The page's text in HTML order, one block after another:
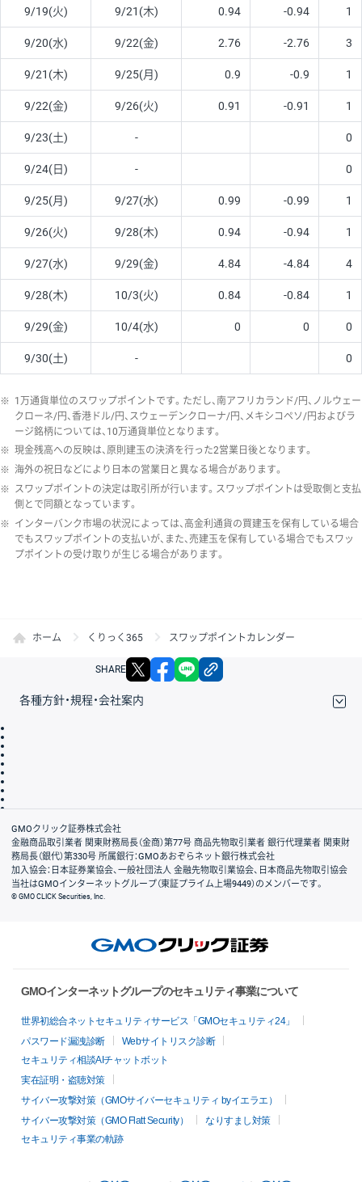
9/19(火) 9/21(木) 0.94 -0.94 1
9/20(水) 9/22(金) 2.76 -2.76 3
9/21(木) 9/25(月) 0.9 -0.9 1
9/22(金) 9/26(火) 0.91 -0.91 1
9/23(土) - 0
9/24(日) - 0
9/25(月) 9/27(水) 0.99 -0.99 1
9/26(火) 9/28(木) 0.94 -0.94 1
9/27(水) 9/29(金) 4.84 -4.84 4
9/28(木) 10/3(火) 0.84 -0.84 1
9/29(金) 10/4(水) 0 0 0
9/30(土) - 0
※ 1万通貨単位のスワップポイントです。ただし、南アフリカランド/円、ノルウェー
クローネ/円、香港ドル/円、スウェーデンクローナ/円、メキシコペソ/円およびラ
ージ銘柄については、10万通貨単位となります。
※ 現金残高への反映は、原則建玉の決済を行った2営業日後となります。
※ 海外の祝日などにより日本の営業日と異なる場合があります。
※ スワップポイントの決定は取引所が行います。スワップポイントは受取側と支払
側とで同額となっています。
※ インターバンク市場の状況によっては、高金利通貨の買建玉を保有している場合
でもスワップポイントの支払いが、また、売建玉を保有している場合でもスワッ
プポイントの受け取りが生じる場合があります。
ホーム くりっく365 スワップポイントカレンダー
SHARE X facebook
各種方針・規程・会社案内
会社案内
GMOクリック証券株式会社
金融商品取引業者 関東財務局長（金商）第77号 商品先物取引業者 銀行代理業者 関東財
務局長（銀代）第330号 所属銀行：GMOあおぞらネット銀行株式会社
加入協会：日本証券業協会、一般社団法人 金融先物取引業協会、日本商品先物取引協会
当社はGMOインターネットグループ（東証プライム上場9449）のメンバーです。
© GMO CLICK Securities, Inc.
GMOインターネットグループのセキュリティ事業について
世界初総合ネットセキュリティサービス「GMOセキュリティ24」
パスワード漏洩診断
Webサイトリスク診断
セキュリティ相談AIチャットボット
実在証明・盗聴対策
サイバー攻撃対策（GMOサイバーセキュリティ byイエラエ）
サイバー攻撃対策（GMO Flatt Security）
なりすまし対策
セキュリティ事業の軌跡